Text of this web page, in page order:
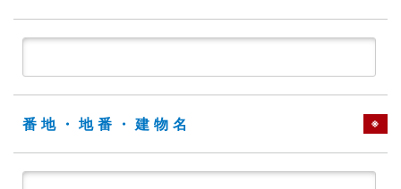
番地・地番・建物名 ※